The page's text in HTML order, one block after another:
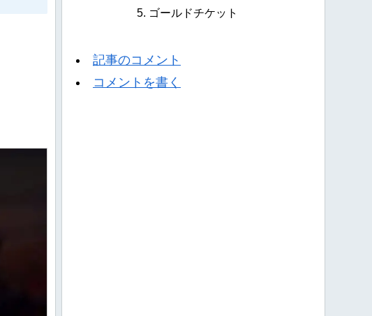
ゴールドチケット
記事のコメント
コメントを書く